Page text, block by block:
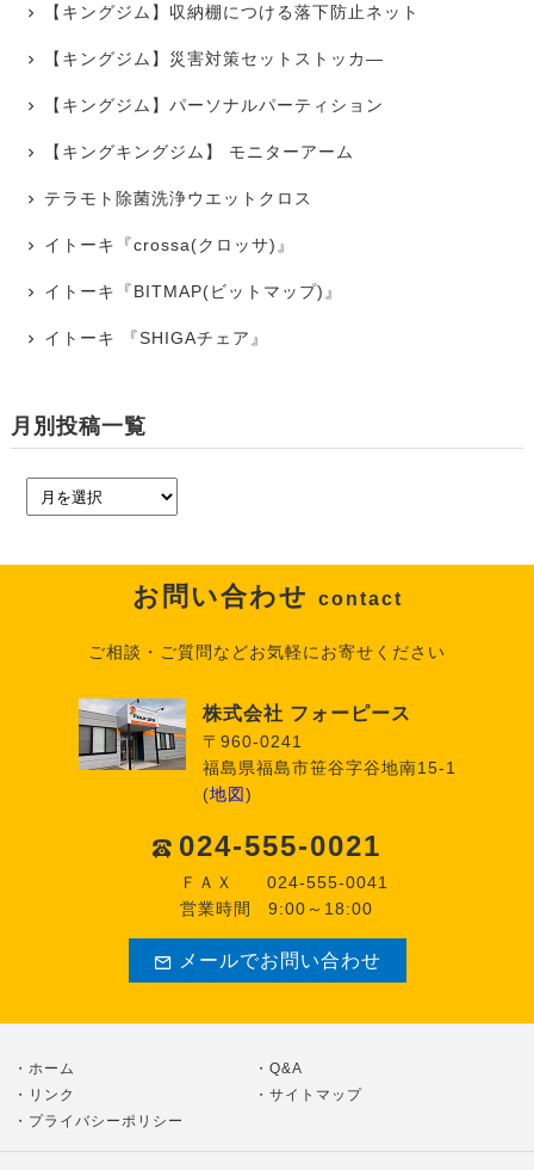
【キングジム】収納棚につける落下防止ネット
【キングジム】災害対策セットストッカ―
【キングジム】パーソナルパーティション
【キングキングジム】 モニターアーム
テラモト除菌洗浄ウエットクロス
イトーキ『crossa(クロッサ)』
イトーキ『BITMAP(ビットマップ)』
イトーキ 『SHIGAチェア』
月別投稿一覧
お問い合わせ contact
ご相談・ご質問などお気軽にお寄せください
株式会社 フォーピース
〒960-0241
福島県福島市笹谷字谷地南15-1
(地図)
024-555-0021
ＦＡＸ
024-555-0041
営業時間
9:00～18:00
メールでお問い合わせ
ホーム
Q&A
リンク
サイトマップ
プライバシーポリシー